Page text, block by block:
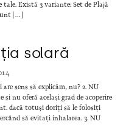
Există 3 variante: Set de Plajă
[…]
solară
sens să explicăm, nu? 2. NU
nu oferă același grad de acoperire
dacă totuși doriți să le folosiți
să evitați inhalarea. 3. NU